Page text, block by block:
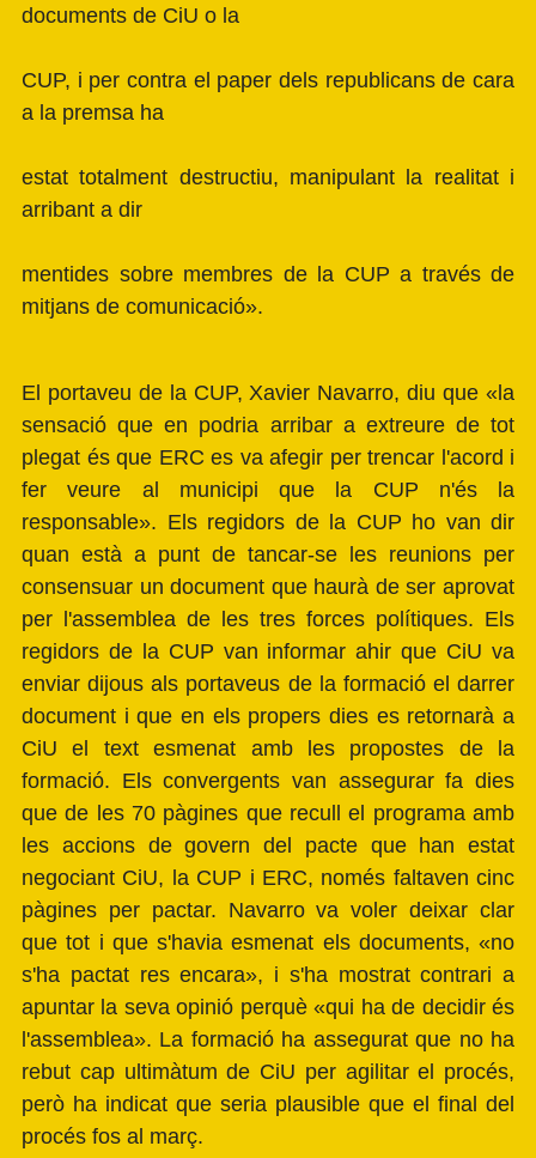
documents de CiU o la
CUP, i per contra el paper dels republicans de cara
a la premsa ha
estat totalment destructiu, manipulant la realitat i
arribant a dir
mentides sobre membres de la CUP a través de
mitjans de comunicació».
El portaveu de la CUP, Xavier Navarro, diu que «la
sensació que en podria arribar a extreure de tot
plegat és que ERC es va afegir per trencar l'acord i
fer veure al municipi que la CUP n'és la
responsable». Els regidors de la CUP ho van dir
quan està a punt de tancar-se les reunions per
consensuar un document que haurà de ser aprovat
per l'assemblea de les tres forces polítiques. Els
regidors de la CUP van informar ahir que CiU va
enviar dijous als portaveus de la formació el darrer
document i que en els propers dies es retornarà a
CiU el text esmenat amb les propostes de la
formació. Els convergents van assegurar fa dies
que de les 70 pàgines que recull el programa amb
les accions de govern del pacte que han estat
negociant CiU, la CUP i ERC, només faltaven cinc
pàgines per pactar. Navarro va voler deixar clar
que tot i que s'havia esmenat els documents, «no
s'ha pactat res encara», i s'ha mostrat contrari a
apuntar la seva opinió perquè «qui ha de decidir és
l'assemblea». La formació ha assegurat que no ha
rebut cap ultimàtum de CiU per agilitar el procés,
però ha indicat que seria plausible que el final del
procés fos al març.